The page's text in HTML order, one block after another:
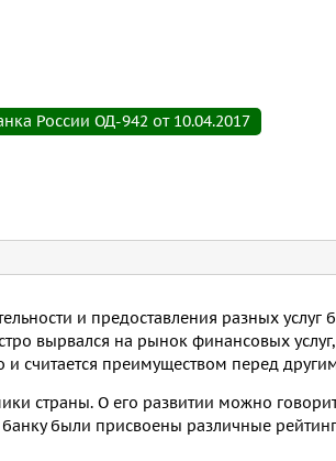
России ОД-942 от 10.04.2017
и предоставления разных услуг
вырвался на рынок финансовых
считается преимуществом перед
страны. О его развитии можно
были присвоены различные